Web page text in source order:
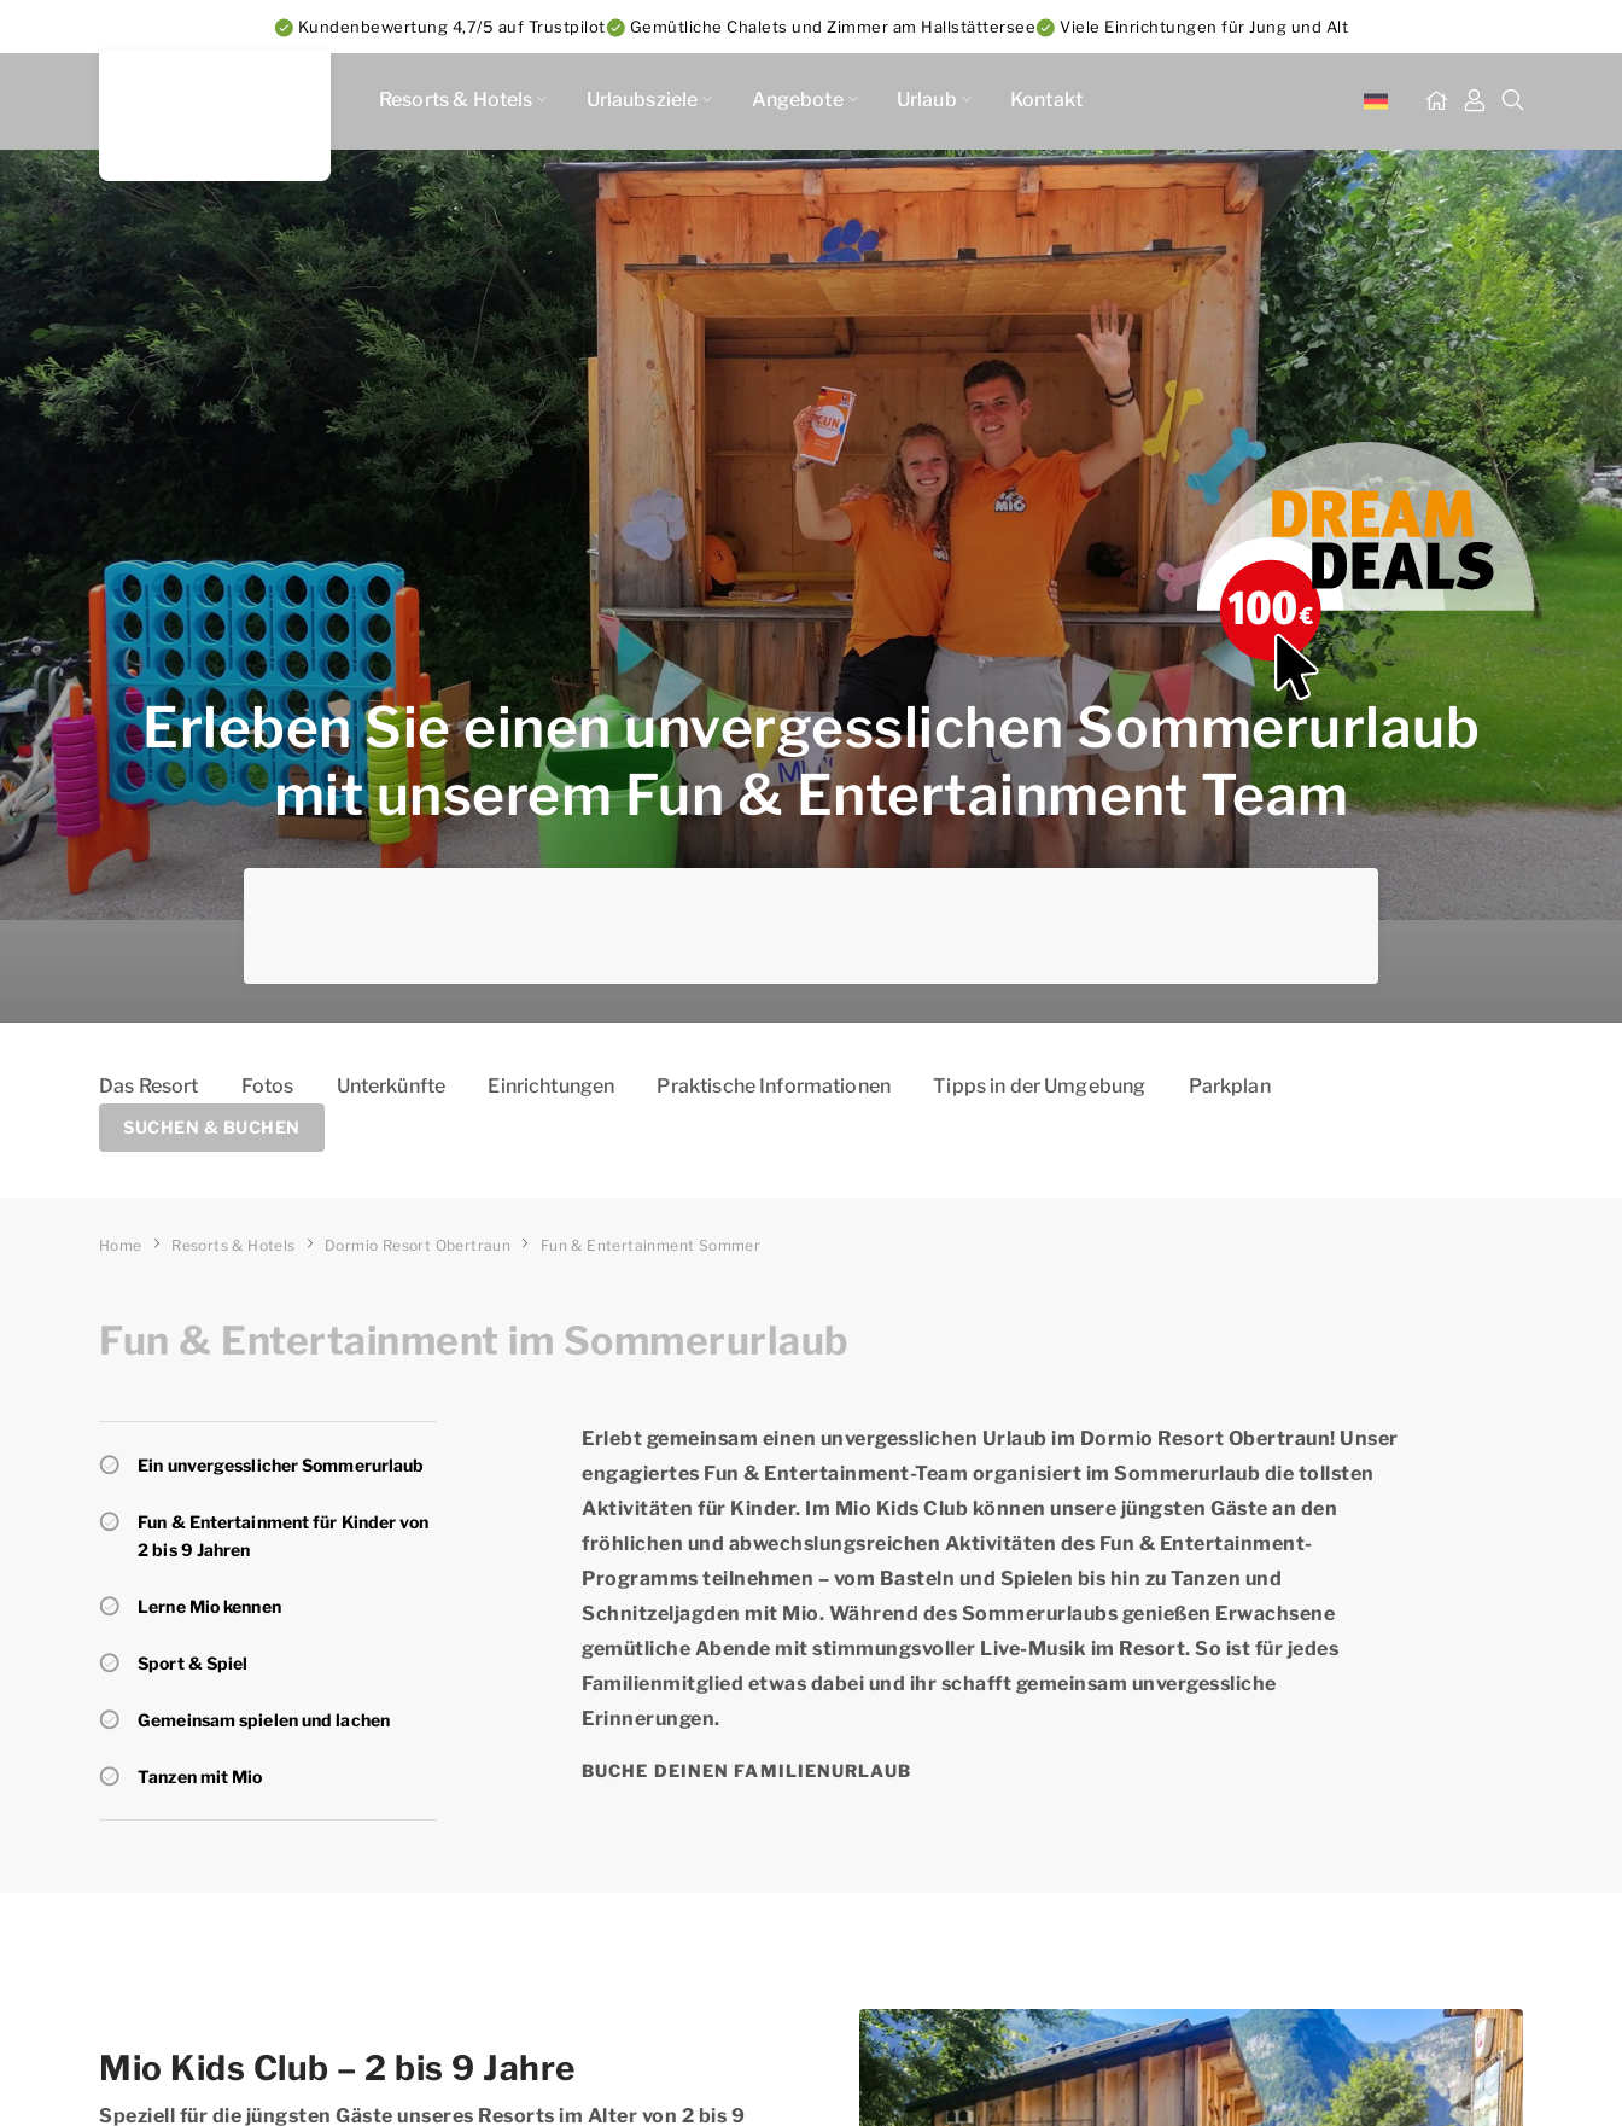
Kundenbewertung 4,7/5 auf Trustpilot Gemütliche Chalets und Zimmer am Hallstättersee Viele Einrichtungen für Jung und Alt
Resorts & Hotels Urlaubsziele Angebote Urlaub Kontakt
Erleben Sie einen unvergesslichen Sommerurlaub
mit unserem Fun & Entertainment Team
Das Resort Fotos Unterkünfte Einrichtungen Praktische Informationen Tipps in der Umgebung Parkplan
SUCHEN & BUCHEN
Home Resorts & Hotels Dormio Resort Obertraun Fun & Entertainment Sommer
Fun & Entertainment im Sommerurlaub
Ein unvergesslicher Sommerurlaub
Fun & Entertainment für Kinder von
2 bis 9 Jahren
Lerne Mio kennen
Sport & Spiel
Gemeinsam spielen und lachen
Tanzen mit Mio
Erlebt gemeinsam einen unvergesslichen Urlaub im Dormio Resort Obertraun! Unser
engagiertes Fun & Entertainment-Team organisiert im Sommerurlaub die tollsten
Aktivitäten für Kinder. Im Mio Kids Club können unsere jüngsten Gäste an den
fröhlichen und abwechslungsreichen Aktivitäten des Fun & Entertainment-
Programms teilnehmen – vom Basteln und Spielen bis hin zu Tanzen und
Schnitzeljagden mit Mio. Während des Sommerurlaubs genießen Erwachsene
gemütliche Abende mit stimmungsvoller Live-Musik im Resort. So ist für jedes
Familienmitglied etwas dabei und ihr schafft gemeinsam unvergessliche
Erinnerungen.
BUCHE DEINEN FAMILIENURLAUB
Mio Kids Club – 2 bis 9 Jahre
Speziell für die jüngsten Gäste unseres Resorts im Alter von 2 bis 9